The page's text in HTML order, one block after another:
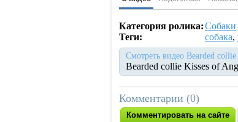
Категория ролика:Собаки
Теги:
собака,
Смотреть видео Bearded
Bearded collie Kisses of
Комментарии (0)
Комментировать на сайте